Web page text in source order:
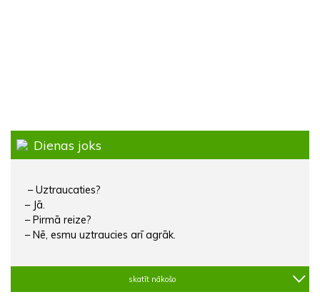
Dienas joks
– Uztraucaties?
– Jā.
– Pirmā reize?
– Nē, esmu uztraucies arī agrāk.
skatīt nākošo